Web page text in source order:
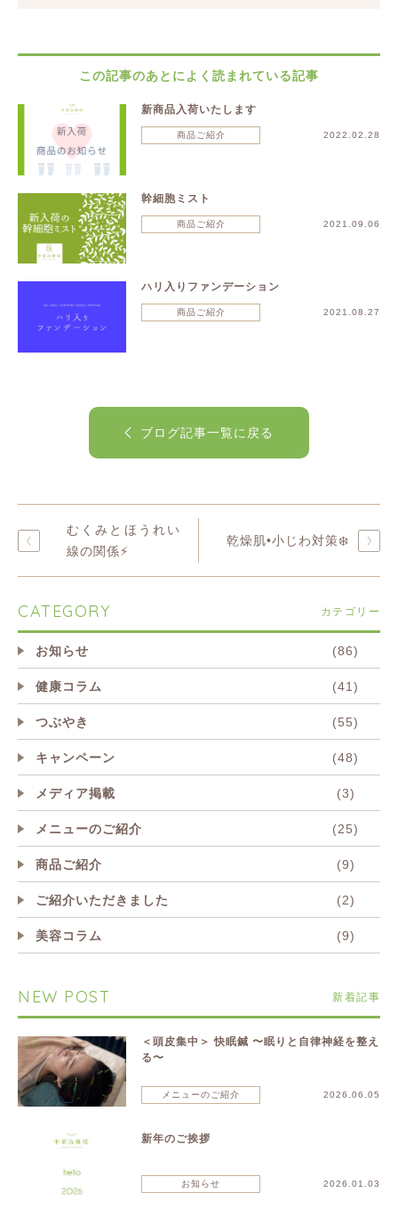
この記事のあとによく読まれている記事
新商品入荷いたします
商品ご紹介 2022.02.28
幹細胞ミスト
商品ご紹介 2021.09.06
ハリ入りファンデーション
商品ご紹介 2021.08.27
ブログ記事一覧に戻る
むくみとほうれい
線の関係⚡️
乾燥肌•小じわ対策❄️
CATEGORY カテゴリー
お知らせ (86)
健康コラム (41)
つぶやき (55)
キャンペーン (48)
メディア掲載 (3)
メニューのご紹介 (25)
商品ご紹介 (9)
ご紹介いただきました (2)
美容コラム (9)
NEW POST 新着記事
＜頭皮集中＞ 快眠鍼 〜眠りと自律神経を整え
る〜
メニューのご紹介 2026.06.05
新年のご挨拶
お知らせ 2026.01.03